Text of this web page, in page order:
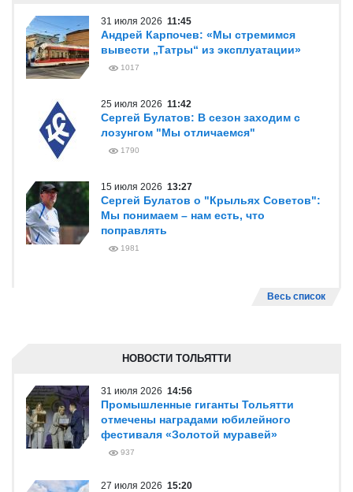
31 июля 2026 11:45
Андрей Карпочев: «Мы стремимся
вывести „Татры“ из эксплуатации»
1017
25 июля 2026 11:42
Сергей Булатов: В сезон заходим с
лозунгом "Мы отличаемся"
1790
15 июля 2026 13:27
Сергей Булатов о "Крыльях Советов":
Мы понимаем – нам есть, что
поправлять
1981
Весь список
НОВОСТИ ТОЛЬЯТТИ
31 июля 2026 14:56
Промышленные гиганты Тольятти
отмечены наградами юбилейного
фестиваля «Золотой муравей»
937
27 июля 2026 15:20